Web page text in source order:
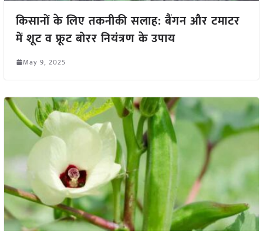
किसानों के लिए तकनीकी सलाह: बैंगन और टमाटर
में शूट व फ्रूट बोरर नियंत्रण के उपाय
May 9, 2025